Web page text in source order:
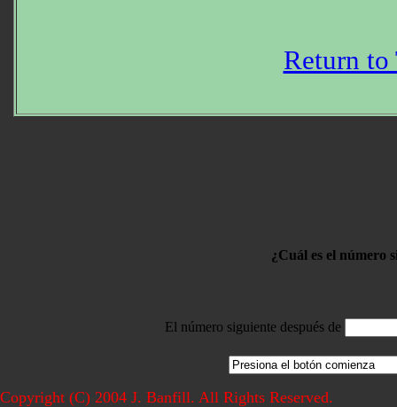
Return to
¿Cuál es el número
El número siguiente después de
Copyright (C) 2004 J. Banfill. All Rights Reserved.